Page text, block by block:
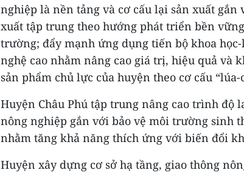
nghiệp là nền tảng và cơ cấu lại sản xuất gắn
xuất tập trung theo hướng phát triển bền
trường; đẩy mạnh ứng dụng tiến bộ khoa
nghệ cao nhằm nâng cao giá trị, hiệu quả và
sản phẩm chủ lực của huyện theo cơ cấu
Huyện Châu Phú tập trung nâng cao trình độ
nông nghiệp gắn với bảo vệ môi trường sinh
nhằm tăng khả năng thích ứng với biến đổi
Huyện xây dựng cơ sở hạ tầng, giao thông